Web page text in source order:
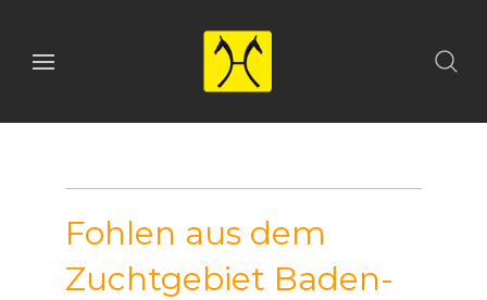
Fohlen aus dem
Zuchtgebiet Baden-